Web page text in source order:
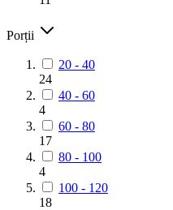
Porții
20 - 40
24
40 - 60
4
60 - 80
17
80 - 100
4
100 - 120
18